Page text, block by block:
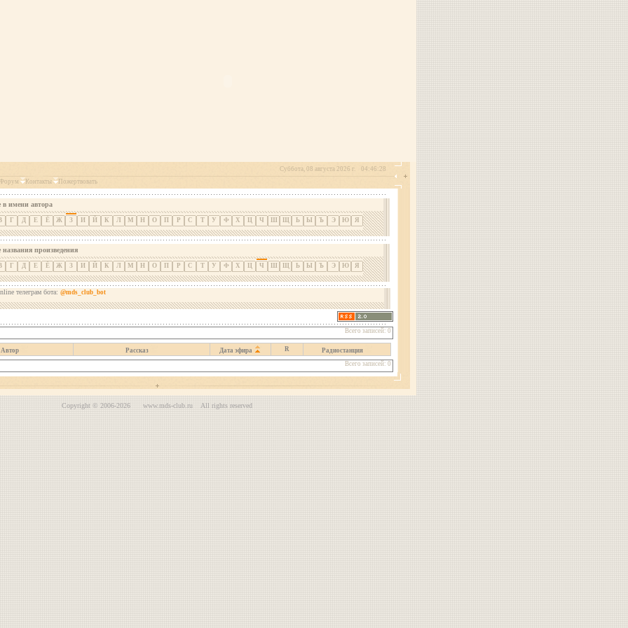
04:46:28
Суббота, 08 августа 2026 г.
Форум
Контакты Пожертвовать
в имени автора
Г Д Е Ё Ж З И Й К Л М Н О П Р С Т У Ф Х Ц Ч Ш Щ Ь Ы Ъ Э Ю Я
произведения
Г Д Е Ё Ж З И Й К Л М Н О П Р С Т У Ф Х Ц Ч Ш Щ Ь Ы Ъ Э Ю Я
телеграм бота: @mds_club_bot
Всего записей: 0
Автор Рассказ Дата эфира R
Радиостанция
Всего записей: 0
Copyright © 2006-2026 www.mds-club.ru All rights reserved